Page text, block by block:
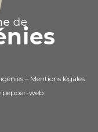
– Mentions légales
pepper-web